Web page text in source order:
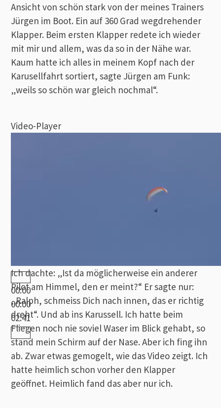
Ansicht von schön stark von der meines Trainers
Jürgen im Boot. Ein auf 360 Grad wegdrehender
Klapper. Beim ersten Klapper redete ich wieder
mit mir und allem, was da so in der Nähe war.
Kaum hatte ich alles in meinem Kopf nach der
Karusellfahrt sortiert, sagte Jürgen am Funk:
„weils so schön war gleich nochmal“.
Video-Player
00:00
00:00
02:41
Ich dachte: „Ist da möglicherweise ein anderer
Pilot am Himmel, den er meint?“ Er sagte nur:
„Ralph, schmeiss Dich nach innen, das er richtig
dreht“. Und ab ins Karussell. Ich hatte beim
Fliegen noch nie soviel Waser im Blick gehabt, so
stand mein Schirm auf der Nase. Aber ich fing ihn
ab. Zwar etwas gemogelt, wie das Video zeigt. Ich
hatte heimlich schon vorher den Klapper
geöffnet. Heimlich fand das aber nur ich.